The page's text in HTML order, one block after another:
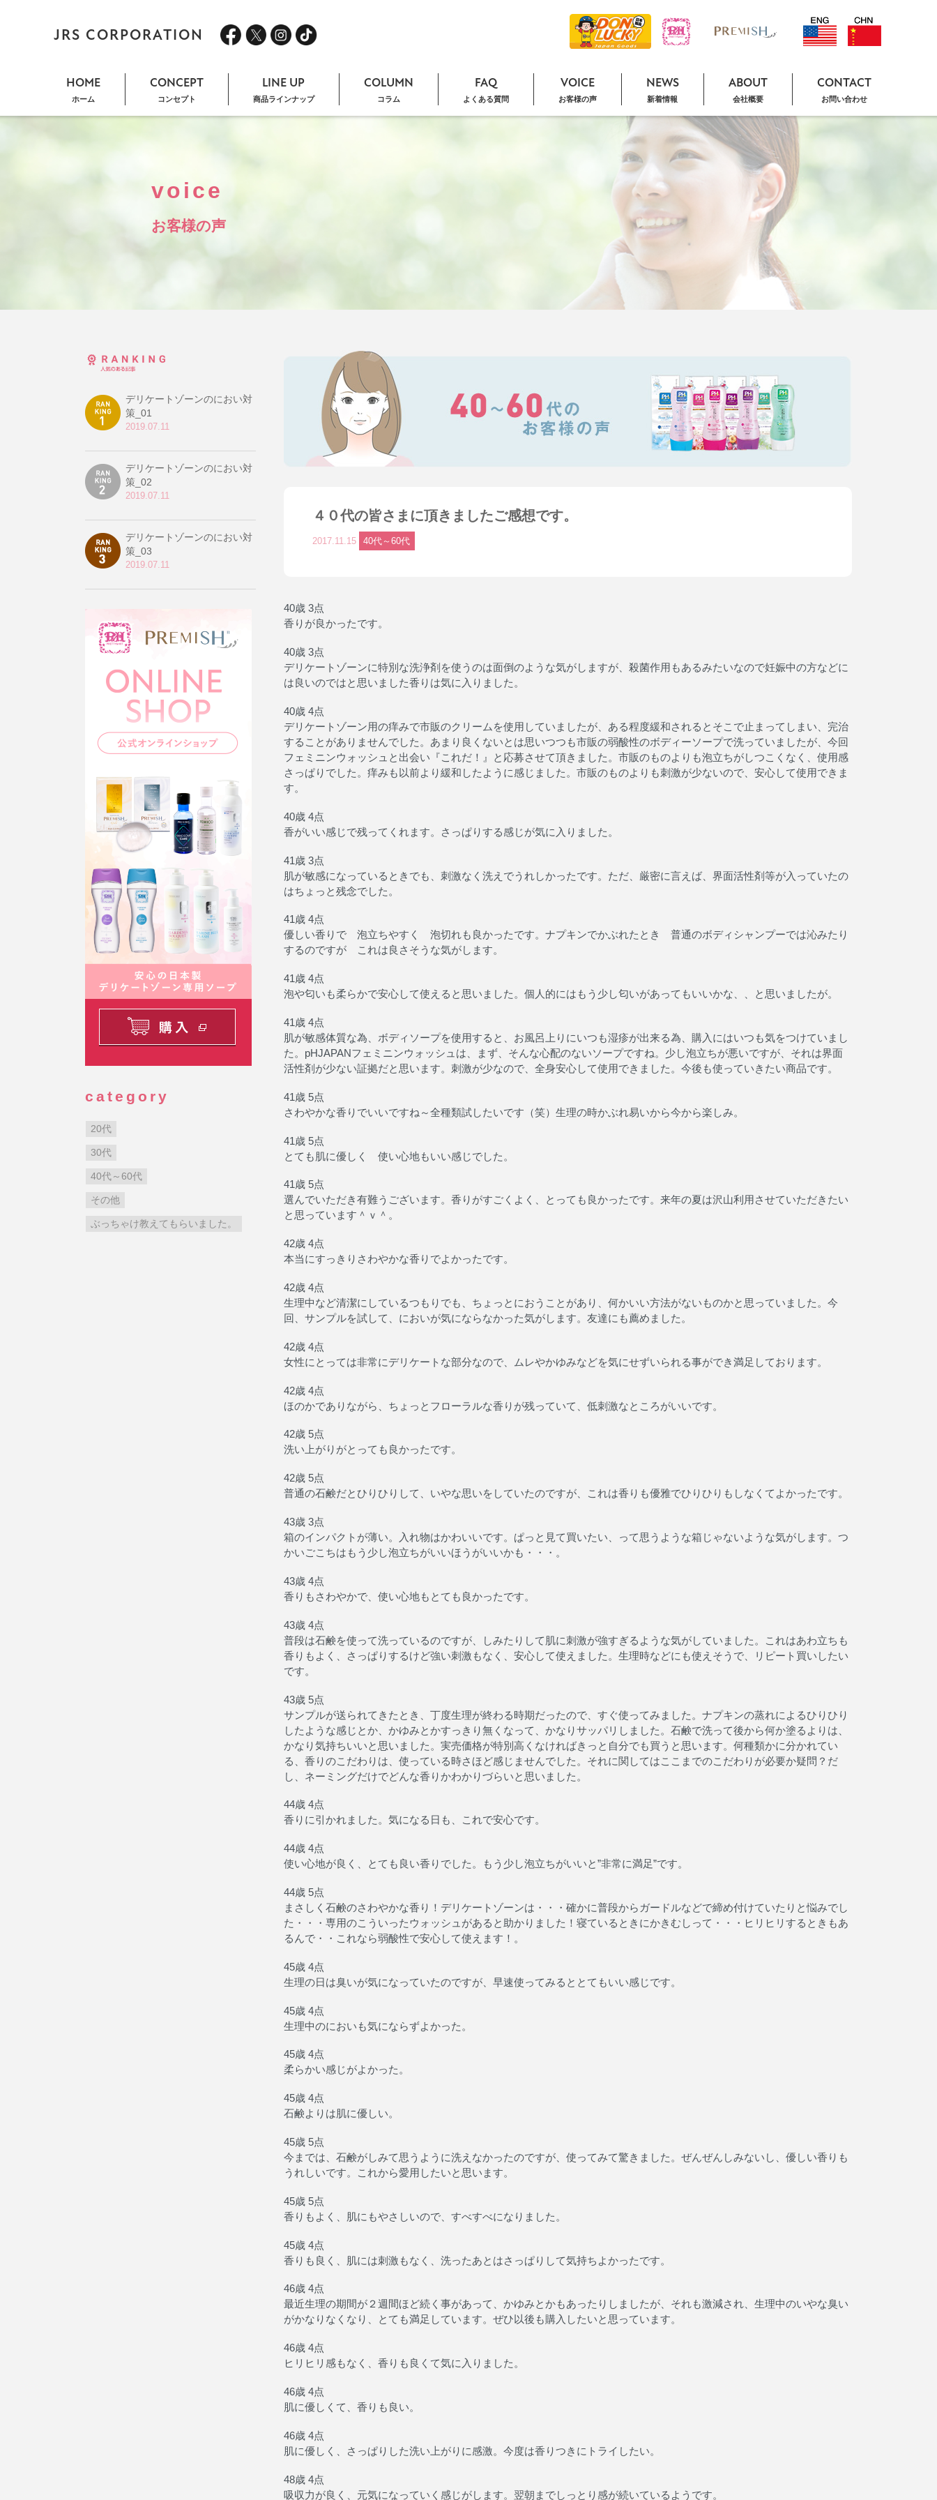
JRS CORPORATION
HOME
ホーム
CONCEPT
コンセプト
LINE UP
商品ラインナップ
COLUMN
コラム
FAQ
よくある質問
VOICE
お客様の声
NEWS
新着情報
ABOUT
会社概要
CONTACT
お問い合わせ
voice
お客様の声
４０代の皆さまに頂きましたご感想です。
2017.11.15 40代～60代
40歳 3点
香りが良かったです。
40歳 3点
デリケートゾーンに特別な洗浄剤を使うのは面倒のような気がしますが、殺菌作用もあるみたいなので妊娠中の方などに
は良いのではと思いました香りは気に入りました。
40歳 4点
デリケートゾーン用の痒みで市販のクリームを使用していましたが、ある程度緩和されるとそこで止まってしまい、完治
することがありませんでした。あまり良くないとは思いつつも市販の弱酸性のボディーソープで洗っていましたが、今回
フェミニンウォッシュと出会い『これだ！』と応募させて頂きました。市販のものよりも泡立ちがしつこくなく、使用感
さっぱりでした。痒みも以前より緩和したように感じました。市販のものよりも刺激が少ないので、安心して使用できま
す。
40歳 4点
香がいい感じで残ってくれます。さっぱりする感じが気に入りました。
41歳 3点
肌が敏感になっているときでも、刺激なく洗えでうれしかったです。ただ、厳密に言えば、界面活性剤等が入っていたの
はちょっと残念でした。
41歳 4点
優しい香りで 泡立ちやすく 泡切れも良かったです。ナプキンでかぶれたとき 普通のボディシャンプーでは沁みたり
するのですが これは良さそうな気がします。
41歳 4点
泡や匂いも柔らかで安心して使えると思いました。個人的にはもう少し匂いがあってもいいかな、、と思いましたが。
41歳 4点
肌が敏感体質な為、ボディソープを使用すると、お風呂上りにいつも湿疹が出来る為、購入にはいつも気をつけていまし
た。pHJAPANフェミニンウォッシュは、まず、そんな心配のないソープですね。少し泡立ちが悪いですが、それは界面
活性剤が少ない証拠だと思います。刺激が少なので、全身安心して使用できました。今後も使っていきたい商品です。
41歳 5点
さわやかな香りでいいですね～全種類試したいです（笑）生理の時かぶれ易いから今から楽しみ。
41歳 5点
とても肌に優しく 使い心地もいい感じでした。
41歳 5点
選んでいただき有難うございます。香りがすごくよく、とっても良かったです。来年の夏は沢山利用させていただきたい
と思っています＾ｖ＾。
42歳 4点
本当にすっきりさわやかな香りでよかったです。
42歳 4点
生理中など清潔にしているつもりでも、ちょっとにおうことがあり、何かいい方法がないものかと思っていました。今
回、サンプルを試して、においが気にならなかった気がします。友達にも薦めました。
42歳 4点
女性にとっては非常にデリケートな部分なので、ムレやかゆみなどを気にせずいられる事ができ満足しております。
42歳 4点
ほのかでありながら、ちょっとフローラルな香りが残っていて、低刺激なところがいいです。
42歳 5点
洗い上がりがとっても良かったです。
42歳 5点
普通の石鹸だとひりひりして、いやな思いをしていたのですが、これは香りも優雅でひりひりもしなくてよかったです。
43歳 3点
箱のインパクトが薄い。入れ物はかわいいです。ぱっと見て買いたい、って思うような箱じゃないような気がします。つ
かいごこちはもう少し泡立ちがいいほうがいいかも・・・。
43歳 4点
香りもさわやかで、使い心地もとても良かったです。
43歳 4点
普段は石鹸を使って洗っているのですが、しみたりして肌に刺激が強すぎるような気がしていました。これはあわ立ちも
香りもよく、さっぱりするけど強い刺激もなく、安心して使えました。生理時などにも使えそうで、リピート買いしたい
です。
43歳 5点
サンプルが送られてきたとき、丁度生理が終わる時期だったので、すぐ使ってみました。ナプキンの蒸れによるひりひり
したような感じとか、かゆみとかすっきり無くなって、かなりサッパリしました。石鹸で洗って後から何か塗るよりは、
かなり気持ちいいと思いました。実売価格が特別高くなければきっと自分でも買うと思います。何種類かに分かれてい
る、香りのこだわりは、使っている時さほど感じませんでした。それに関してはここまでのこだわりが必要か疑問？だ
し、ネーミングだけでどんな香りかわかりづらいと思いました。
44歳 4点
香りに引かれました。気になる日も、これで安心です。
44歳 4点
使い心地が良く、とても良い香りでした。もう少し泡立ちがいいと”非常に満足”です。
44歳 5点
まさしく石鹸のさわやかな香り！デリケートゾーンは・・・確かに普段からガードルなどで締め付けていたりと悩みでし
た・・・専用のこういったウォッシュがあると助かりました！寝ているときにかきむしって・・・ヒリヒリするときもあ
るんで・・これなら弱酸性で安心して使えます！。
45歳 4点
生理の日は臭いが気になっていたのですが、早速使ってみるととてもいい感じです。
45歳 4点
生理中のにおいも気にならずよかった。
45歳 4点
柔らかい感じがよかった。
45歳 4点
石鹸よりは肌に優しい。
45歳 5点
今までは、石鹸がしみて思うように洗えなかったのですが、使ってみて驚きました。ぜんぜんしみないし、優しい香りも
うれしいです。これから愛用したいと思います。
45歳 5点
香りもよく、肌にもやさしいので、すべすべになりました。
45歳 4点
香りも良く、肌には刺激もなく、洗ったあとはさっぱりして気持ちよかったです。
46歳 4点
最近生理の期間が２週間ほど続く事があって、かゆみとかもあったりしましたが、それも激減され、生理中のいやな臭い
がかなりなくなり、とても満足しています。ぜひ以後も購入したいと思っています。
46歳 4点
ヒリヒリ感もなく、香りも良くて気に入りました。
46歳 4点
肌に優しくて、香りも良い。
46歳 4点
肌に優しく、さっぱりした洗い上がりに感激。今度は香りつきにトライしたい。
48歳 4点
吸収力が良く、元気になっていく感じがします。翌朝までしっとり感が続いているようです。
デリケートゾーンのにおい対
策_01
2019.07.11
デリケートゾーンのにおい対
策_02
2019.07.11
デリケートゾーンのにおい対
策_03
2019.07.11
category
20代
30代
40代～60代
その他
ぶっちゃけ教えてもらいました。